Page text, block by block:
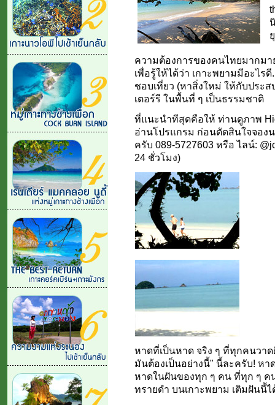
ความต้องการของคนไทยมากม
เพื่อรู้ให้ได้ว่า เกาะพยามมีอะไร
ชอบเที่ยว (หาสิ่งใหม่ ให้กับประ
เตอร์รี ในพื้นที่ ๆ เป็นธรรมชาติ
ที่แนะนำทีสุดคือให้ ท่านดูภาพ
อ่านโปรแกรม ก่อนตัดสินใจจอง
ครับ 089-5727603 หรือ ไลน์:
24 ชั่วโมง)
หาดที่เป็นหาด จริง ๆ ที่ทุกคนวา
มันต้องเป็นอย่างนี้" นี้ละครับ! หา
หาดในฝันของทุก ๆ คน ที่ทุก ๆ ค
ทรายดำ บนเกาะพยาม เติมฝันนี้